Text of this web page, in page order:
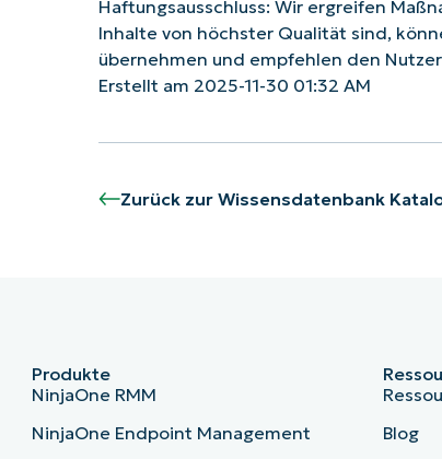
Haftungsausschluss: Wir ergreifen
Inhalte von höchster Qualität sind,
übernehmen und empfehlen den
Erstellt am 2025-11-30 01:32 AM
Zurück zur Wissensdatenbank
Produkte
NinjaOne RMM
NinjaOne Endpoint Management
Blog